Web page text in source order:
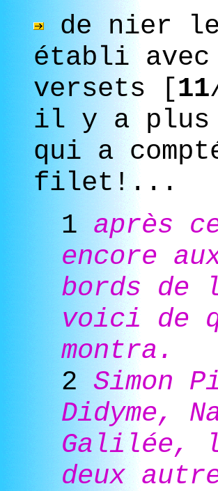
de nier
établi
versets
[11
il y a plus
qui a
filet!...
1 après
encore
bords de
voici de
montra.
2 Simon
Didyme,
Galilée,
deux